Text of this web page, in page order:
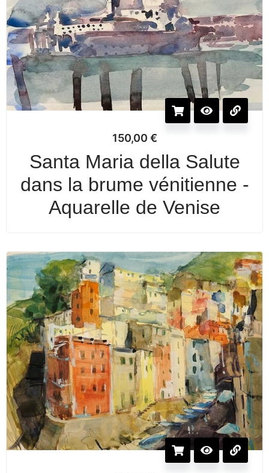
150,00 €
Santa Maria della Salute
dans la brume vénitienne -
Aquarelle de Venise